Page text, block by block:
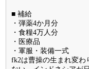
■ 補給
・弾薬4か月分
・食糧4万人分
・医療品
・軍服・装備一式
fk2は曹操の生まれ変わ